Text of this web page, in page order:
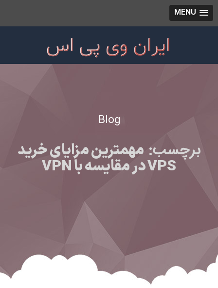
MENU
Blog
برچسب: مهمترین مزایای خرید
VPS در مقایسه با VPN